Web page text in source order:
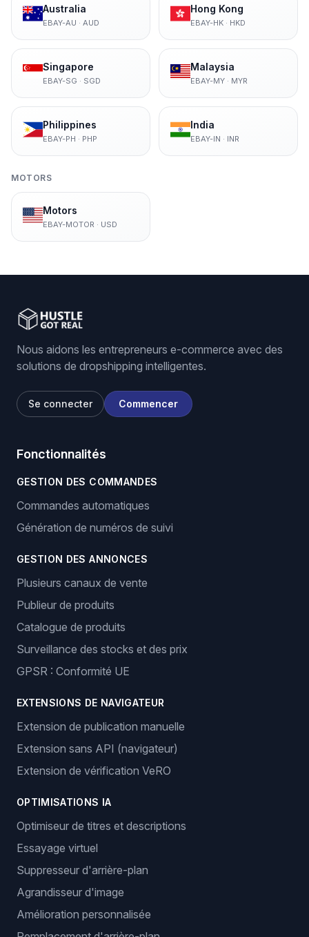
Australia
EBAY-AU · AUD
Hong Kong
EBAY-HK· HKD
Singapore
EBAY-SG · SGD
Malaysia
EBAY-MY· MYR
Philippines
EBAY-PH · PHP
India
EBAY-IN · INR
MOTORS
Motors
EBAY-MOTOR · USD
Nous aidons les entrepreneurs e-commerce avec des
solutions de dropshipping intelligentes.
Se connecter Commencer
Fonctionnalités
GESTION DES COMMANDES
Commandes automatiques
Génération de numéros de suivi
GESTION DES ANNONCES
Plusieurs canaux de vente
Publieur de produits
Catalogue de produits
Surveillance des stocks et des prix
GPSR : Conformité UE
EXTENSIONS DE NAVIGATEUR
Extension de publication manuelle
Extension sans API (navigateur)
Extension de vérification VeRO
OPTIMISATIONS IA
Optimiseur de titres et descriptions
Essayage virtuel
Suppresseur d'arrière-plan
Agrandisseur d'image
Amélioration personnalisée